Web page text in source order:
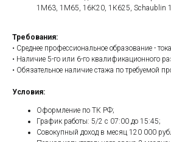
1М63, 1М65, 16К20, 1К625, Schaublin
Требования:
• Среднее профессиональное образование -
• Наличие 5-го или 6-го квалификационного
• Обязательное наличие стажа по требуемой
Условия:
Оформление по ТК РФ;
График работы: 5/2 с 07:00 до 15:45;
Совокупный доход в месяц 120 000